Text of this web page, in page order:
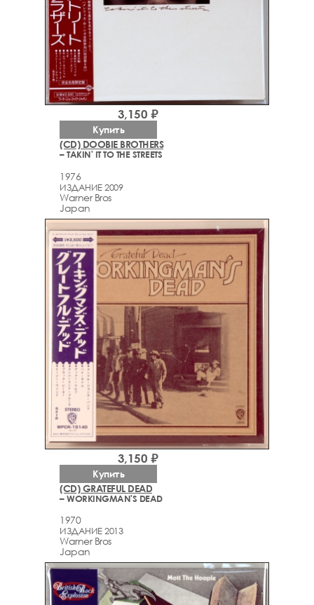
(CD) DOOBIE BROTHERS
– TAKIN' IT TO THE STREETS
1976
ИЗДАНИЕ 2009
Warner Bros
Japan
3,150 ₽
Купить
(CD) GRATEFUL DEAD
– WORKINGMAN'S DEAD
1970
ИЗДАНИЕ 2013
Warner Bros
Japan
3,150 ₽
Купить